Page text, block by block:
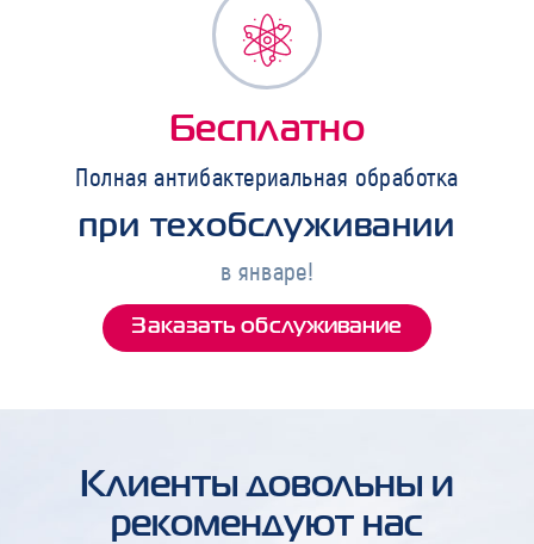
Бесплатно
Полная антибактериальная обработка
при техобслуживании
в январе!
Заказать обслуживание
Клиенты довольны и
рекомендуют нас